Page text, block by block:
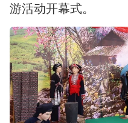
游活动开幕式。